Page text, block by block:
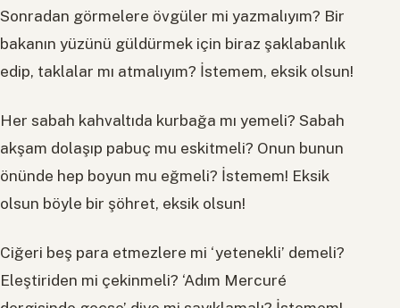
Sonradan görmelere övgüler mi yazmalıyım? Bir
bakanın yüzünü güldürmek için biraz şaklabanlık
edip, taklalar mı atmalıyım? İstemem, eksik olsun!
Her sabah kahvaltıda kurbağa mı yemeli? Sabah
akşam dolaşıp pabuç mu eskitmeli? Onun bunun
önünde hep boyun mu eğmeli? İstemem! Eksik
olsun böyle bir şöhret, eksik olsun!
Ciğeri beş para etmezlere mi ‘yetenekli’ demeli?
Eleştiriden mi çekinmeli? ‘Adım Mercuré